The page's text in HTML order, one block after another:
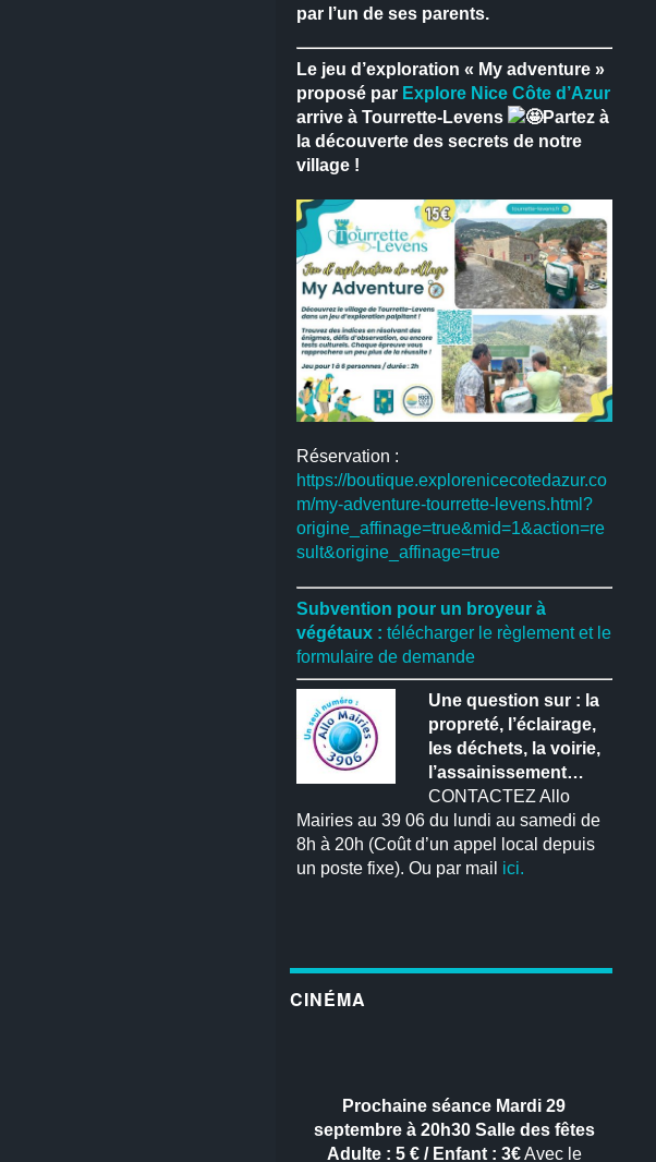
par l’un de ses parents.
Le jeu d’exploration « My adventure »
proposé par Explore Nice Côte d’Azur
arrive à Tourrette-Levens
Partez à
la découverte des secrets de notre
village !
Réservation :
https://boutique.explorenicecotedazur.co
m/my-adventure-tourrette-levens.html?
origine_affinage=true&mid=1&action=re
sult&origine_affinage=true
Subvention pour un broyeur à
végétaux : télécharger le règlement et le
formulaire de demande
Une question sur : la
propreté, l’éclairage,
les déchets, la voirie,
l’assainissement…
CONTACTEZ Allo
Mairies au 39 06 du lundi au samedi de
8h à 20h (Coût d’un appel local depuis
un poste fixe). Ou par mail ici.
CINÉMA
Prochaine séance Mardi 29
septembre à 20h30 Salle des fêtes
Adulte : 5 € / Enfant : 3€Avec le